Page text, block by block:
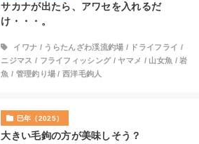
サカナが出たら、アワセを入れるだ
け・・・。
イワナ / うらたんざわ渓流釣場 / ドライフライ /
ニジマス / フライフィッシング/ ヤマメ / 山女魚 /岩
魚 / 管理釣り場 /西洋毛鉤人
巳年（2025）
大きい毛鉤の方が美味しそう？